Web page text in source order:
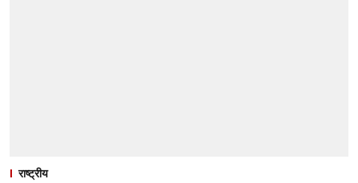
राष्ट्रीय